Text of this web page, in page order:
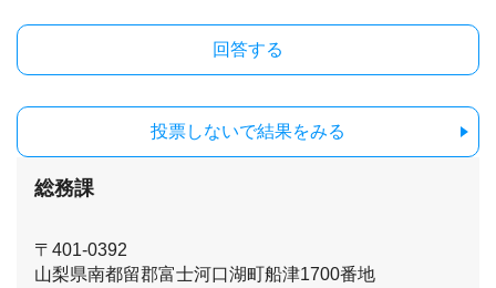
投票しないで結果をみる
総務課
〒401-0392
山梨県南都留郡富士河口湖町船津1700番地